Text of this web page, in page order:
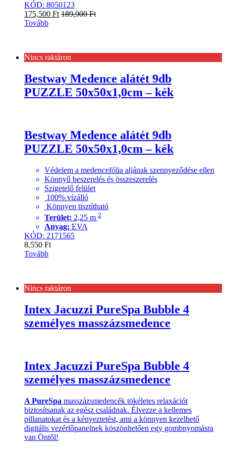
KÓD: 8050123
175,500 Ft 189,900Ft
Tovább
Nincs raktáron
Bestway Medence alátét 9db
PUZZLE 50x50x1,0cm – kék
Bestway Medence alátét 9db
PUZZLE 50x50x1,0cm – kék
Védelem a medencefólia aljának szennyeződése ellen
Könnyű beszerelés és összeszerelés
Szigetelő felület
100% vízálló
Könnyen tisztítható
Terület: 2,25 m 2
Anyag: EVA
KÓD: 2171565
8,550 Ft
Tovább
Nincs raktáron
Intex Jacuzzi PureSpa Bubble 4
személyes masszázsmedence
Intex Jacuzzi PureSpa Bubble 4
személyes masszázsmedence
A PureSpa masszázsmedencék tökéletes relaxációt
biztosítsanak az egész családnak. Élvezze a kellemes
pillanatokat és a kényeztetést, ami a könnyen kezelhető
digitális vezérlőpanelnek köszönhetően egy gombnyomásra
van Öntől!